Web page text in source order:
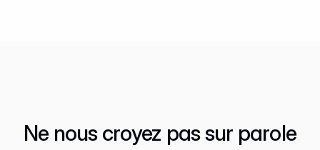
Ne nous croyez pas sur parole